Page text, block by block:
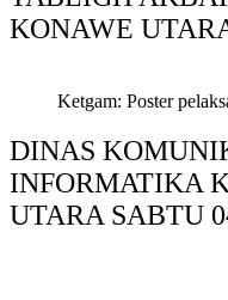
KONAWE
Ketgam: Poster
DINAS
INFORMATIKA
UTARA SABTU